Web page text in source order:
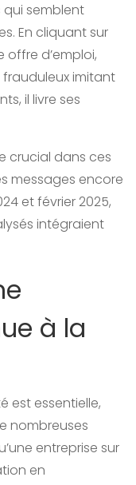
qui semblent
En cliquant sur
offre d’emploi,
frauduleux imitant
il livre ses
crucial dans ces
messages encore
et février 2025,
intégraient
à la
est essentielle,
nombreuses
entreprise sur
en